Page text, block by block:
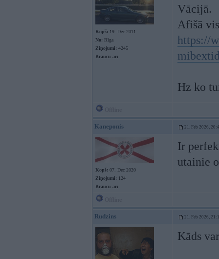
Kopš: 19. Dec 2011
No: Rīga
Ziņojumi: 4245
Braucu ar:
Vācijā.
Afišā
https://
Hz ko
Kaneponis 21. Feb 2026,
Kopš: 07. Dec 2020
Ziņojumi: 124
Braucu ar:
Ir
utainie
Rudzins 21. Feb 2026,
Kāds